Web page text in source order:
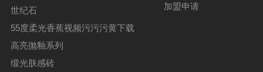
世纪石
55度柔光香蕉视频污污污黄下载
高亮抛釉系列
缎光肤感砖
加盟申请